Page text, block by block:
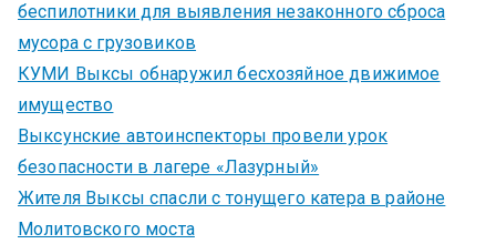
беспилотники для выявления незаконного сброса
мусора с грузовиков
КУМИ Выксы обнаружил бесхозяйное движимое
имущество
Выксунские автоинспекторы провели урок
безопасности в лагере «Лазурный»
Жителя Выксы спасли с тонущего катера в районе
Молитовского моста